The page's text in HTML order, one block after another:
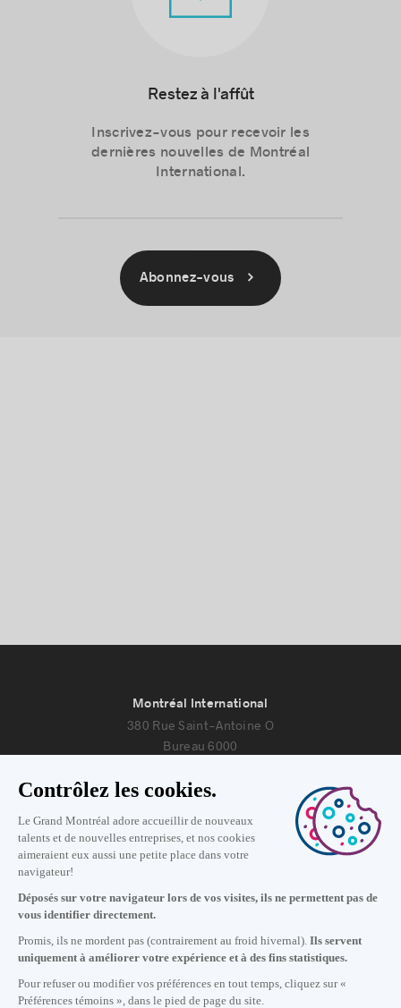
Restez à l'affût
Inscrivez-vous pour recevoir les
dernières nouvelles de Montréal
International.
Abonnez-vous
S'abonner à notre infolettre
Montréal International
380 Rue Saint-Antoine O
Bureau 6000
Nous joindre
Lundi au vendredi de 8h30 à 17h.